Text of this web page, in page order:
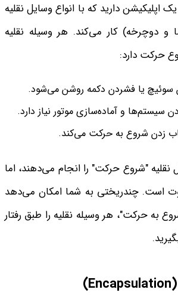
اپلیکیشن دارید که با انواع وسایل نقلیه
و دوچرخه) کار می‌کند. هر وسیله نقلیه
حرکت دارد:
سوئیچ یا فشردن دکمه روشن می‌شود.
سیستم‌ها و آماده‌سازی موتور نیاز دارد.
زدن شروع به حرکت می‌کند.
نقلیه "شروع حرکت" را انجام می‌دهند، اما
است. چندریختی به شما امکان می‌دهد
به حرکت"، هر وسیله نقلیه را طبق رفتار
(Encapsulation)